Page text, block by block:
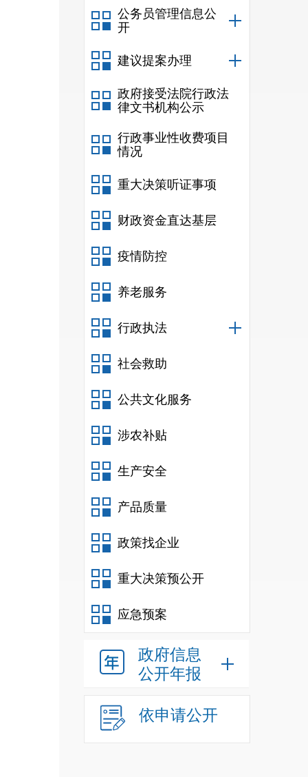
公务员管理信息公
开
建议提案办理
政府接受法院行政法
律文书机构公示
行政事业性收费项目
情况
重大决策听证事项
财政资金直达基层
疫情防控
养老服务
行政执法
社会救助
公共文化服务
涉农补贴
生产安全
产品质量
政策找企业
重大决策预公开
应急预案
政府信息
公开年报
依申请公开